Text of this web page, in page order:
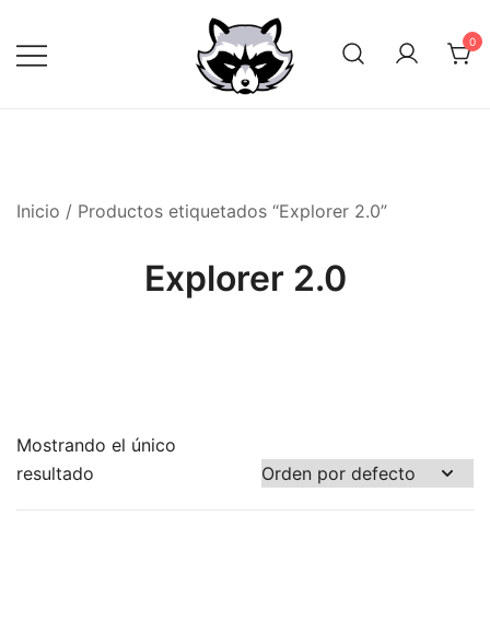
contenido
0
Inicio / Productos etiquetados “Explorer 2.0”
Explorer 2.0
Mostrando el único
resultado